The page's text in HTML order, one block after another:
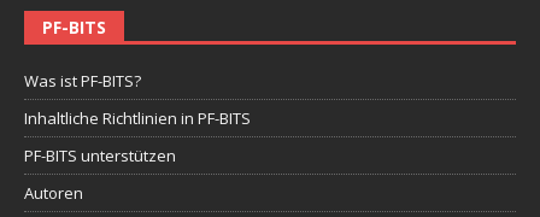
PF-BITS
Was ist PF-BITS?
Inhaltliche Richtlinien in PF-BITS
PF-BITS unterstützen
Autoren